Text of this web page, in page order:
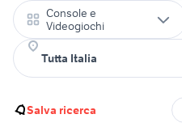
Console e
Videogiochi
Salva ricerca